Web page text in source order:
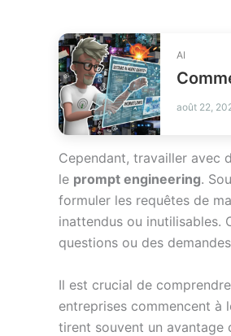
AI
août 22,
Cependant, travailler avec
le prompt engineering.
formuler les requêtes de
inattendus ou inutilisables.
questions ou des
Il est crucial de
entreprises commencent à
tirent souvent un avantage